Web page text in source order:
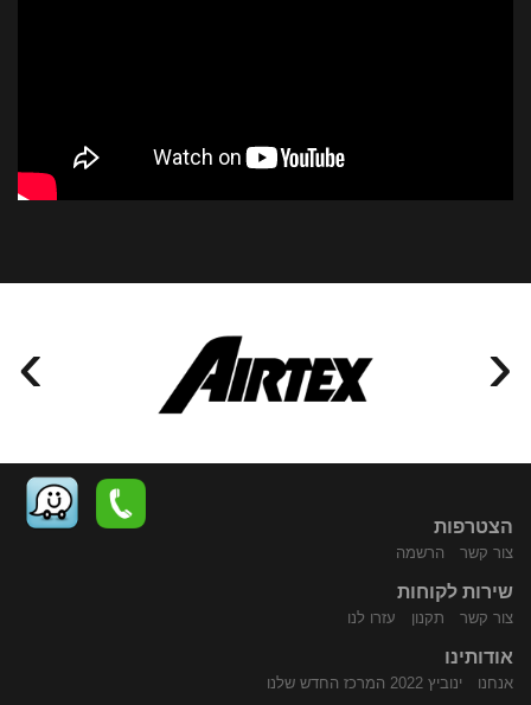
› ‹
הצטרפות
צור קשר הרשמה
שירות לקוחות
צור קשר תקנון עזרו לנו
אודותינו
אנחנו ינוביץ 2022 המרכז החדש שלנו